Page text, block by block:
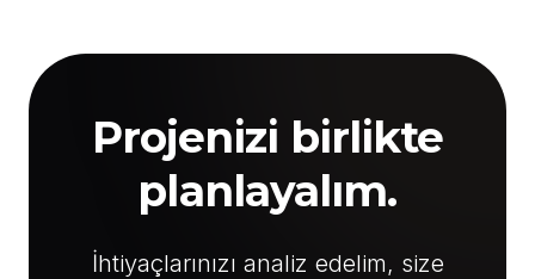
Projenizi birlikte
planlayalım.
İhtiyaçlarınızı analiz edelim, size